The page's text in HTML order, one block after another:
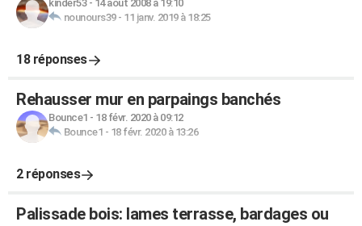
kinder53- 14 août 2008 à 19:10
nounours39- 11 janv. 2019 à 18:25
18 réponses
Rehausser mur en parpaings banchés
Bounce1 - 18 févr. 2020 à 09:12
Bounce1 - 18 févr. 2020 à 13:26
2 réponses
Palissade bois: lames terrasse, bardages ou